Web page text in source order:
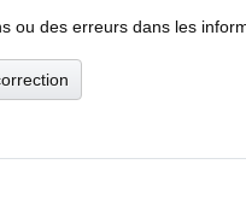
ou des erreurs dans les